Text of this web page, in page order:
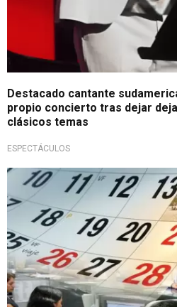
Destacado cantante
propio concierto tras dejar
clásicos temas
ESPECTÁCULOS
Existe una excepción